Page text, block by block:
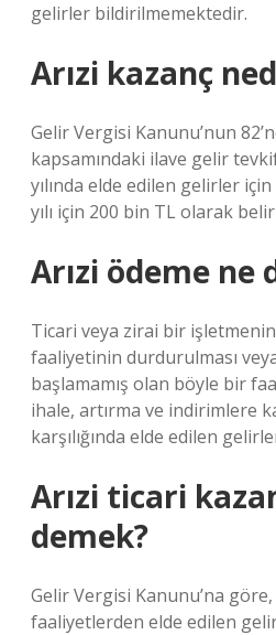
gelirler bildirilmemektedir.
Arızi kazanç
Gelir Vergisi Kanunu’nun
kapsamındaki ilave gelir
yılında elde edilen gelirler
yılı için 200 bin TL olarak
Arızi ödeme ne
Ticari veya zirai bir
faaliyetinin durdurulması
başlamamış olan böyle bir
ihale, artırma ve indirimlere
karşılığında elde edilen
Arızi ticari
demek?
Gelir Vergisi Kanunu’na
faaliyetlerden elde edilen